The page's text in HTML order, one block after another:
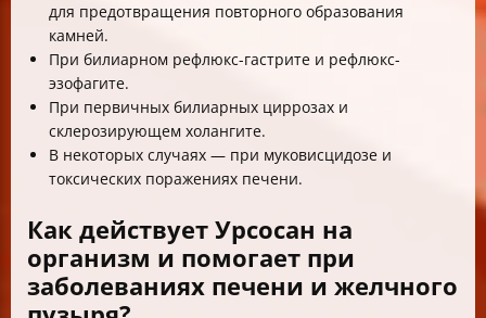
для предотвращения повторного образования
камней.
При билиарном рефлюкс-гастрите и рефлюкс-
эзофагите.
При первичных билиарных циррозах и
склерозирующем холангите.
В некоторых случаях — при муковисцидозе и
токсических поражениях печени.
Как действует Урсосан на
организм и помогает при
заболеваниях печени и желчного